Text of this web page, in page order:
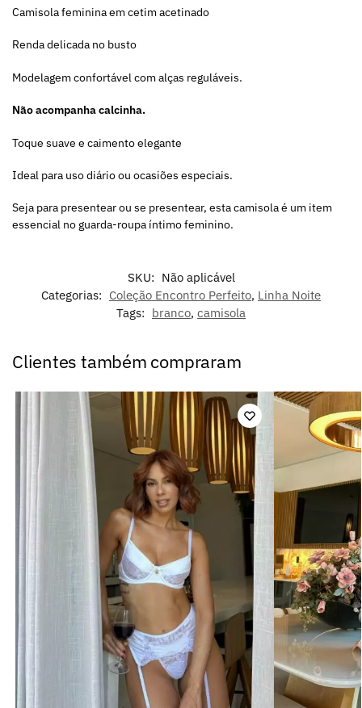
Camisola feminina em cetim acetinado
Renda delicada no busto
Modelagem confortável com alças reguláveis.
Não acompanha calcinha.
Toque suave e caimento elegante
Ideal para uso diário ou ocasiões especiais.
Seja para presentear ou se presentear, esta camisola é um item
essencial no guarda-roupa íntimo feminino.
SKU: Não aplicável
Categorias: Coleção Encontro Perfeito, Linha Noite
Tags: branco, camisola
Clientes também compraram